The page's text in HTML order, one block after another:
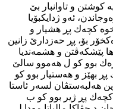
كوشتن و تاوانبار بێ
ئه‌و ژدایكبۆیا
خوه‌ كچه‌ك پڕ هشیار و
بۆ، پڕ حه‌زدارێ زانین
پێشكه‌ڤتن و هشمه‌ندیا
بوو كو ل هه‌موو سالێ
بهێز و هه‌ستیار بوو كو
هه‌لبه‌ستڤان لسه‌ر ئاستا
پڕ ژیر بوو كو ب